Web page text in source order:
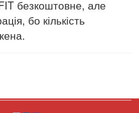
безкоштовне, але
бо кількість